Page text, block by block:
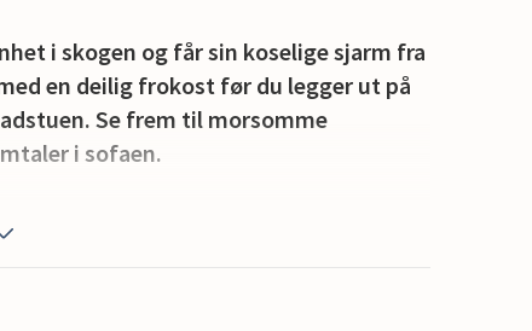
i skogen og får sin koselige sjarm fra
en deilig frokost før du legger ut på
Se frem til morsomme
i sofaen.
og lytt til lyden av skogen. Tilbered